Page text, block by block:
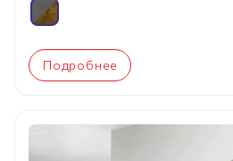
Подробнее